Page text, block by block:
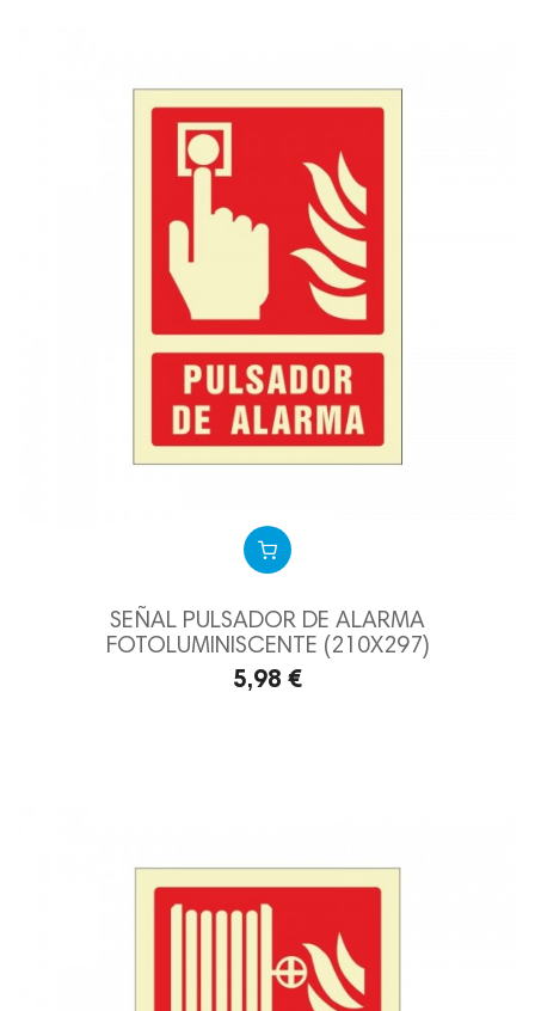
SEÑAL PULSADOR DE ALARMA
FOTOLUMINISCENTE (210X297)
5,98 €